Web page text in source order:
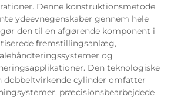
Denne konstruktionsmetode
ydeevnegenskaber gennem hele
den til en afgørende komponent i
fremstillingsanlæg,
og
Den teknologiske
dobbeltvirkende cylinder omfatter
præcisionsbearbejdede